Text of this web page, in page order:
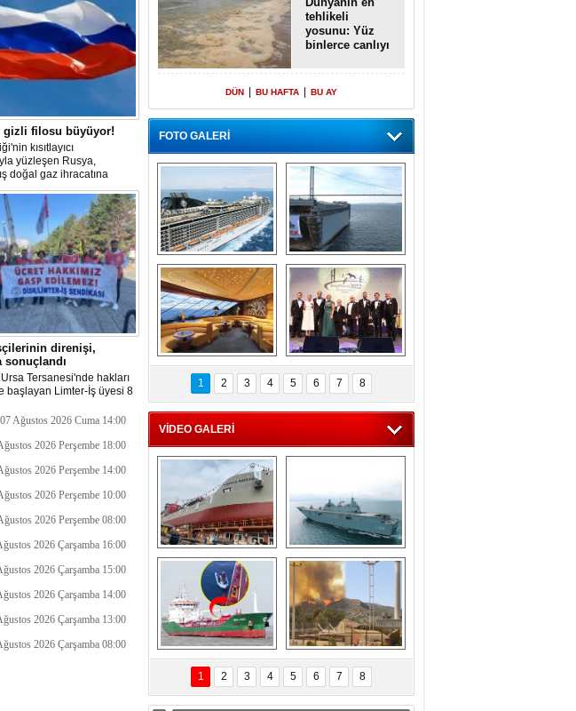
gizli filosu büyüyor!
kısıtlayıcı
yüzleşen Rusya,
doğal gaz ihracatına
için gizli bir filo
direnişi,
sonuçlandı
Tersanesi'nde hakları
başlayan Limter-İş üyesi 8
tüm
tutulmaması halinde
07 Ağustos 2026 Cuma 14:00
2026 Perşembe 18:00
2026 Perşembe 14:00
2026 Perşembe 10:00
2026 Perşembe 08:00
2026 Çarşamba 16:00
2026 Çarşamba 15:00
2026 Çarşamba 14:00
2026 Çarşamba 13:00
2026 Çarşamba 08:00
tehlikeli
yosunu: Yüz
binlerce canlıyı
DÜN BU HAFTA BU AY
FOTO GALERİ
“Gemi içinde gemi”
konsepti ile MSC
Splendida
Dünyada tek!
Denizaltı yüzer
havuzu intikal
seyrine başladı
MSC'den 55 milyon
euroluk turizm geliri
müjdesi
5. Bosphorus Ship
Brokers Dinner,
İstanbul’da yapıldı
1 2 3 4 5 6 7 8
VİDEO GALERİ
Çeksan Tersanesi,
Başaran Bayrak
tankerini suya
indirdi
TCG Anadolu,
tersane teknik
seyrini tamamladı
Göçmenlerin
imdadına Türk
sahipli MINA DENIZ
yetişti
Milas’taki yangın
yeniden termik
santrallere doğru
ilerliyor
1 2 3 4 5 6 7 8